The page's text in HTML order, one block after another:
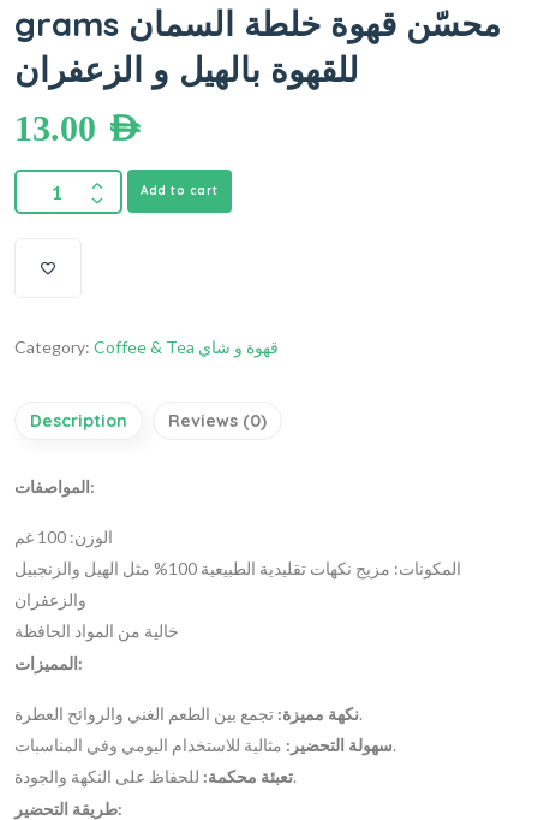
grams محسّن قهوة خلطة السمان
للقهوة بالهيل و الزعفران
13.00 AED
Add to cart
Category: Coffee & Tea قهوة و شاي
Description Reviews (0)
المواصفات:
الوزن: 100 غم
المكونات: مزيج نكهات تقليدية الطبيعية 100% مثل الهيل والزنجبيل
والزعفران
خالية من المواد الحافظة
المميزات:
نكهة مميزة:تجمع بين الطعم الغني والروائح العطرة.
سهولة التحضير:مثالية للاستخدام اليومي وفي المناسبات.
تعبئة محكمة:للحفاظ على النكهة والجودة.
طريقة التحضير: